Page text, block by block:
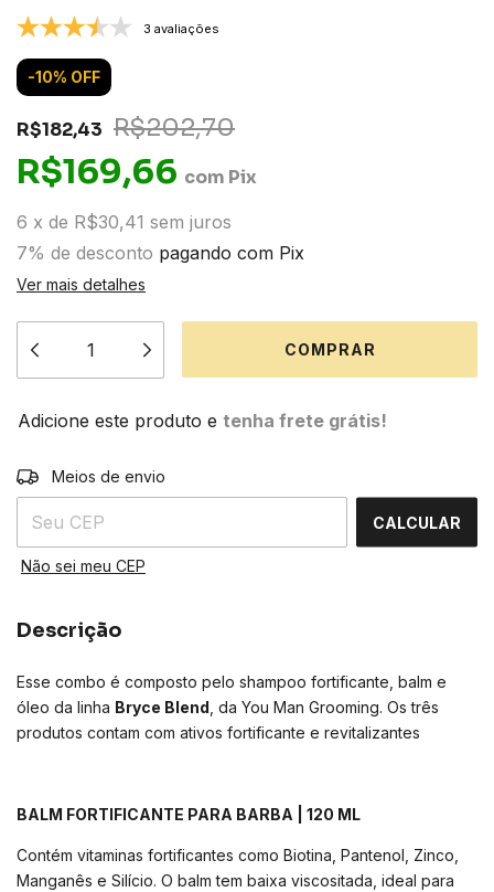
3 avaliações
-10% OFF
R$182,43 R$202,70
R$169,66 com Pix
6 x de R$30,41 sem juros
7% de desconto pagando com Pix
Ver mais detalhes
Adicione este produto e tenha frete grátis!
Entregas para o CEP:
Meios de envio
CALCULAR
Não sei meu CEP
Descrição
Esse combo é composto pelo shampoo fortificante, balm e
óleo da linha Bryce Blend , da You Man Grooming. Os três
produtos contam com ativos fortificante e revitalizantes
BALM FORTIFICANTE PARA BARBA | 120 ML
Contém vitaminas fortificantes como Biotina, Pantenol, Zinco,
Manganês e Silício. O balm tem baixa viscositada, ideal para